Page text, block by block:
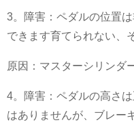
3。障害：ペダルの位置
できます育てられない、
原因：マスターシリンダ
4。障害：ペダルの高さ
はありませんが、ブレー